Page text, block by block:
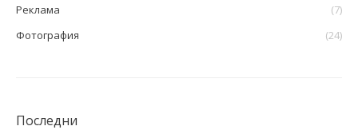
Реклама
(7)
Фотография
(24)
Последни